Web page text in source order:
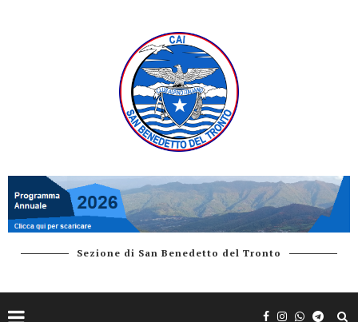
Sezione di San Benedetto del Tronto